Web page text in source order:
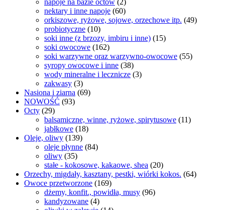
napoje na bazie octów (2)
nektary i inne napoje (60)
orkiszowe, ryżowe, sojowe, orzechowe itp. (49)
probiotyczne (10)
soki inne (z brzozy, imbiru i inne) (15)
soki owocowe (162)
soki warzywne oraz warzywno-owocowe (55)
syropy owocowe i inne (38)
wody mineralne i lecznicze (3)
zakwasy (3)
Nasiona i ziarna (69)
NOWOŚĆ (93)
Octy (29)
balsamiczne, winne, ryżowe, spirytusowe (11)
jabłkowe (18)
Oleje, oliwy (139)
oleje płynne (84)
oliwy (35)
stałe - kokosowe, kakaowe, shea (20)
Orzechy, migdały, kasztany, pestki, wiórki kokos. (64)
Owoce przetworzone (169)
dżemy, konfit., powidła, musy (96)
kandyzowane (4)